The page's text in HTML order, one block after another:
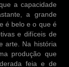
a capacidade
a grande
é belo e o que é
e difíceis de
arte. Na história
produção que
feia e de